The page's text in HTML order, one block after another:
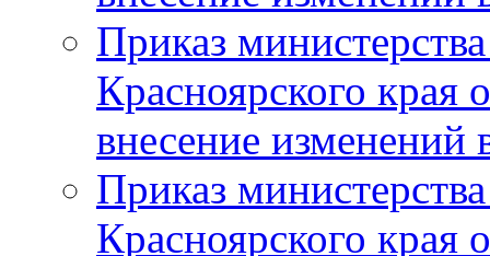
Приказ
Красноярского
внесение изменений
Приказ
Красноярского